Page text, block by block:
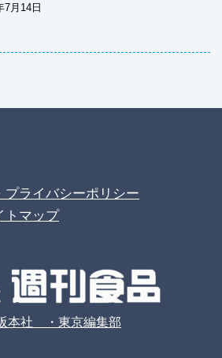
7月14日
プライバシーポリシー
トマップ
本社 ・東京編集部